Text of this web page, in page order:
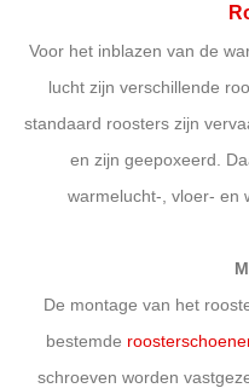
Voor het inblazen van de
lucht zijn verschillende
standaard roosters zijn
en zijn geepoxeerd.
warmelucht-, vloer- en
De montage van het
bestemde
schroeven worden